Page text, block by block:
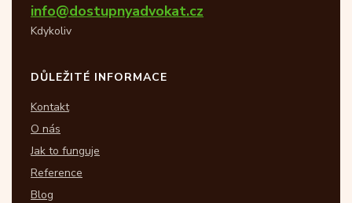
info@dostupnyadvokat.cz
Kdykoliv
DŮLEŽITÉ INFORMACE
Kontakt
O nás
Jak to funguje
Reference
Blog